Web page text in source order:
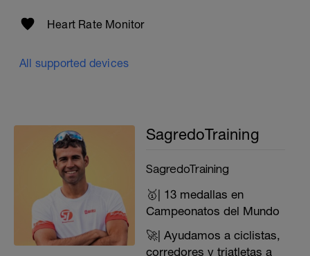
Heart Rate Monitor
All supported devices
SagredoTraining
SagredoTraining
🥇| 13 medallas en
Campeonatos del Mundo
🚀| Ayudamos a ciclistas,
corredores y triatletas a